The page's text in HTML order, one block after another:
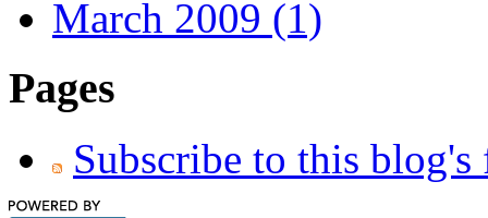
March 2009 (1)
Pages
Subscribe to this blog's